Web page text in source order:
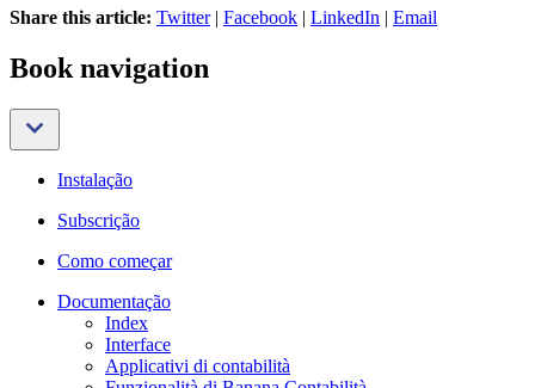
Share this article: Twitter| Facebook | LinkedIn | Email
Book navigation
Instalação
Subscrição
Como começar
Documentação
Index
Interface
Applicativi di contabilità